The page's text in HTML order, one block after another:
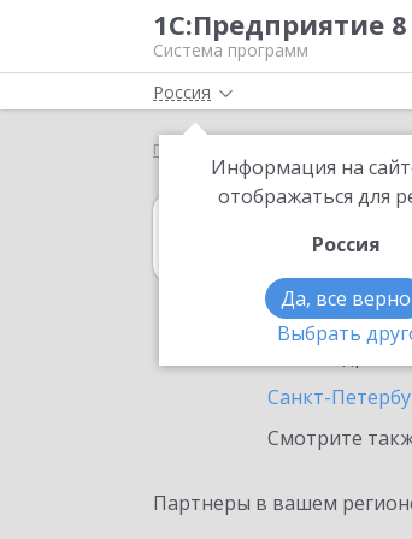
1С:Предприятие 8
Система программ
Россия
Информация на
отображаться для
Россия
Да, все верно
Выбрать
Главная
в
Санкт-
Смотрите
Партнеры в вашем